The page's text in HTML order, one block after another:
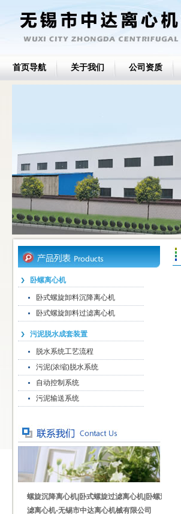
首页导航 关于我们 公司资质
卧螺离心机
卧式螺旋卸料沉降离心机
卧式螺旋卸料过滤离心机
污泥脱水成套装置
脱水系统工艺流程
污泥(浓缩)脱水系统
自动控制系统
污泥输送系统
螺旋沉降离心机|卧式螺旋过滤离心机|卧螺过
滤离心机-无锡市中达离心机械有限公司